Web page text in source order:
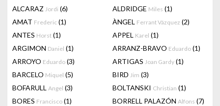
ALCARAZ Jordi (6) ALDRIDGE Miles (1)
AMAT Frederic (1) ÀNGEL Ferrant Vázquez (2)
ANTES Horst (1) APPEL Karel (1)
ARGIMON Daniel (1) ARRANZ-BRAVO Eduardo (1)
ARROYO Eduardo (3) ARTIGAS Joan Gardy (1)
BARCELO Miquel (5) BIRD Jim (3)
BOFARULL Angel (3) BOLTANSKI Christian (1)
BORES Francisco (1) BORRELL PALAZÓN Alfons (7)